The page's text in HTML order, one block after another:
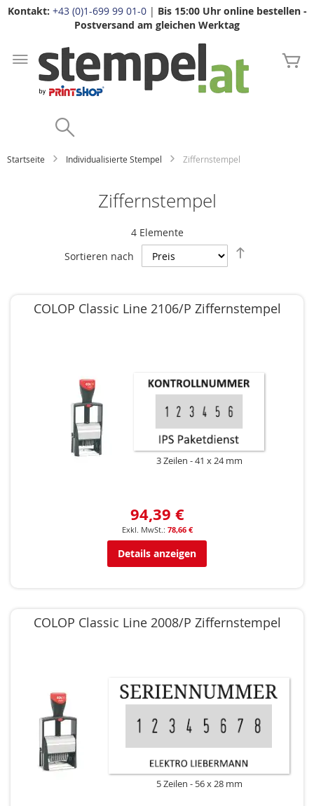
Kontakt: +43 (0)1-699 99 01-0| Bis 15:00 Uhr online bestellen -
Postversand am gleichen Werktag
Inhalt
springen
Startseite Individualisierte Stempel Ziffernstempel
Ziffernstempel
4Elemente
Sortieren nach
COLOP Classic Line 2106/P Ziffernstempel
3 Zeilen 41 x 24 mm
94,39 €
78,66 €
Details anzeigen
COLOP Classic Line 2008/P Ziffernstempel
5 Zeilen 56 x 28 mm